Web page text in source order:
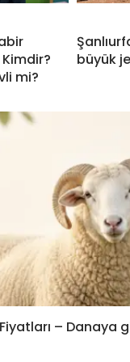
mi?
büyük
– Danaya